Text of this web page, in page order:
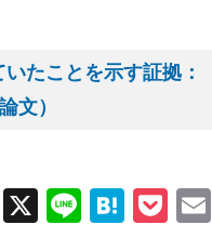
たことを示す証拠：
文）
Facebook
X Line